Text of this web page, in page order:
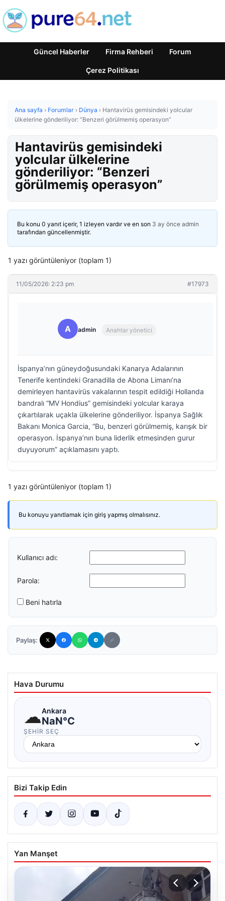
Güncel Haberler Firma Rehberi Forum
Çerez Politikası
Ana sayfa › Forumlar › Dünya › Hantavirüs gemisindeki yolcular
ülkelerine gönderiliyor: “Benzeri görülmemiş operasyon”
Hantavirüs gemisindeki
yolcular ülkelerine
gönderiliyor: “Benzeri
görülmemiş operasyon”
Bu konu 0 yanıt içerir, 1 izleyen vardır ve en son 3 ay önce admin
tarafından güncellenmiştir.
1 yazı görüntüleniyor (toplam 1)
11/05/2026: 2:23 pm #17973
A admin Anahtar yönetici
İspanya’nın güneydoğusundaki Kanarya Adalarının
Tenerife kentindeki Granadilla de Abona Limanı’na
demirleyen hantavirüs vakalarının tespit edildiği Hollanda
bandralı “MV Hondius” gemisindeki yolcular karaya
çıkartılarak uçakla ülkelerine gönderiliyor. İspanya Sağlık
Bakanı Monica Garcia, “Bu, benzeri görülmemiş, karışık bir
operasyon. İspanya’nın buna liderlik etmesinden gurur
duyuyorum” açıklamasını yaptı.
1 yazı görüntüleniyor (toplam 1)
Bu konuyu yanıtlamak için giriş yapmış olmalısınız.
Kullanıcı adı:
Parola:
Beni hatırla
Paylaş:
Hava Durumu
☁Ankara
NaN°C
ŞEHIR SEÇ
Bizi Takip Edin
Yan Manşet